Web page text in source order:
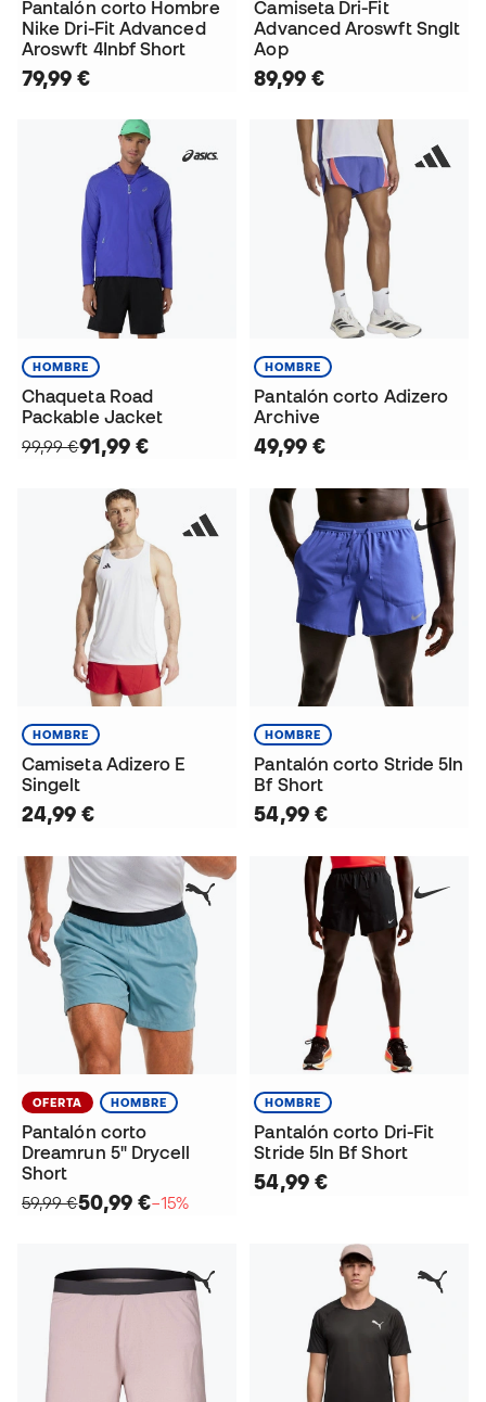
Pantalón corto Hombre
Nike Dri-Fit Advanced
Aroswft 4Inbf Short
79,99 €
Camiseta Dri-Fit
Advanced Aroswft Snglt
Aop
89,99 €
HOMBRE
Chaqueta Road
Packable Jacket
99,99 €91,99 €
HOMBRE
Pantalón corto Adizero
Archive
49,99 €
HOMBRE
Camiseta Adizero E
Singelt
24,99 €
HOMBRE
Pantalón corto Stride 5In
Bf Short
54,99 €
OFERTA HOMBRE
Pantalón corto
Dreamrun 5" Drycell
Short
59,99 €50,99 €−15%
HOMBRE
Pantalón corto Dri-Fit
Stride 5In Bf Short
54,99 €